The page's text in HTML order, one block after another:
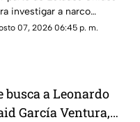
investigar a narco
ha sido cuestionado
ellos Rubén Rocha y
Inzunza.
07, 2026 06:45 p. m.
busca a Leonardo
García Ventura,